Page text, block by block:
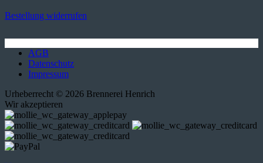
Bestellung widerrufen
AGB
Datenschutz
Impressum
Urheberrecht © 2026 Brennerei Henrich
Wir akzeptieren